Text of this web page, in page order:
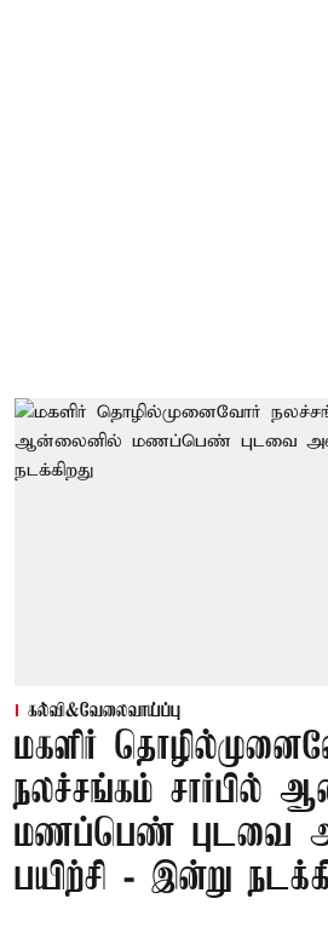
கல்வி&வேலைவாய்ப்பு
மகளிர்
நலச்சங்கம் சார்பில்
மணப்பெண் புடவை
பயிற்சி - இன்று